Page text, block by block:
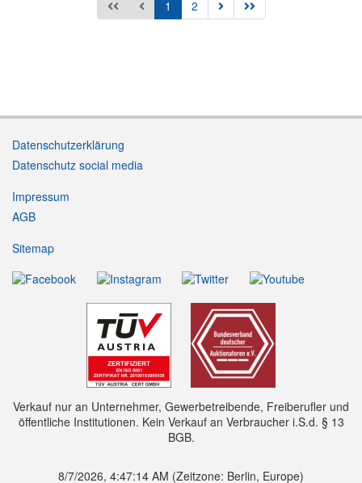
1
2
Datenschutzerklärung
Datenschutz social media
Impressum
AGB
Sitemap
Verkauf nur an Unternehmer, Gewerbetreibende, Freiberufler und
öffentliche Institutionen. Kein Verkauf an Verbraucher i.S.d. § 13
BGB.
8/7/2026, 4:47:16 AM (Zeitzone: Berlin, Europe)